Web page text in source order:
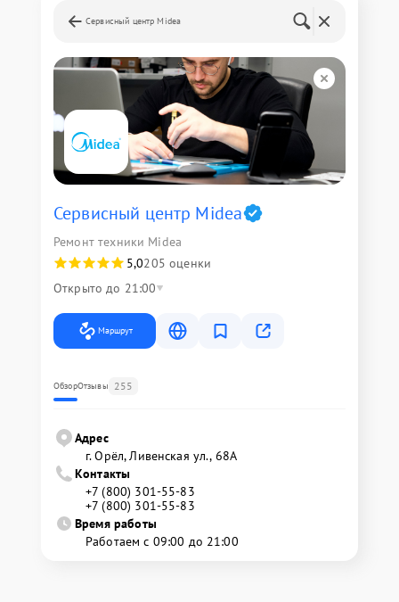
Сервисный центр Midea
Сервисный центр Midea
Ремонт техники Midea
5,0205 оценки
Открыто до 21:00
Маршрут
ОбзорОтзывы 255
Адрес
г. Орёл, Ливенская ул., 68А
Контакты
+7 (800) 301-55-83
+7 (800) 301-55-83
Время работы
Работаем с 09:00 до 21:00